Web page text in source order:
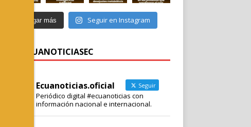
Cargar más Seguir en Instagram
X : @ECUANOTICIASEC
Ecuanoticias.oficial Seguir
Periódico digital #ecuanoticias con
información nacional e internacional.